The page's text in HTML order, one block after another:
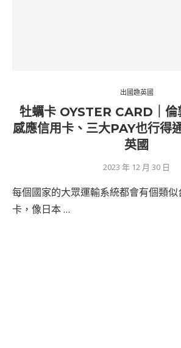
出國趣英國
牡蠣卡 OYSTER CARD｜倫
感應信用卡、三大PAY也行得
英國
2023 年 12 月 30 日
每個國家的大眾運輸系統都會有個類
卡，像日本 …